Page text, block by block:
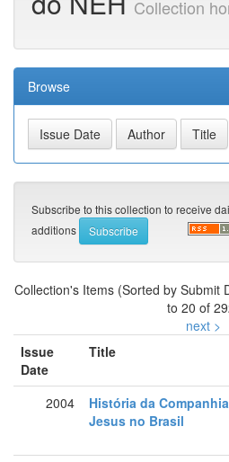
Collection
Browse
Subscribe to this collection to receive
additions
Collection's Items (Sorted by Submit
to 20 of
next >
Issue
Date
Title
2004
História da
Jesus no Brasil